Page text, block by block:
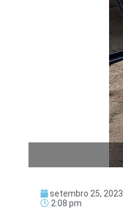
setembro 25, 2023
2:08 pm